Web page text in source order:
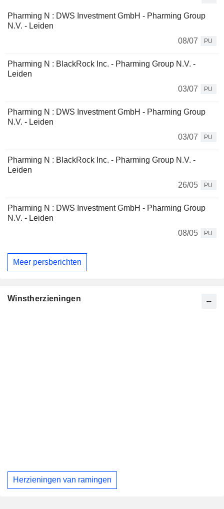
Pharming N : DWS Investment GmbH - Pharming Group
N.V. - Leiden
08/07
PU
Pharming N : BlackRock Inc. - Pharming Group N.V. -
Leiden
03/07
PU
Pharming N : DWS Investment GmbH - Pharming Group
N.V. - Leiden
03/07
PU
Pharming N : BlackRock Inc. - Pharming Group N.V. -
Leiden
26/05
PU
Pharming N : DWS Investment GmbH - Pharming Group
N.V. - Leiden
08/05
PU
Meer persberichten
Winstherzieningen
Herzieningen van ramingen